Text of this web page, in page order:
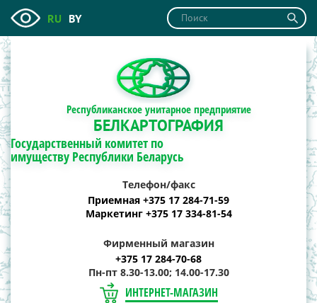
RU BY
Республиканское унитарное предприятие
БЕЛКАРТОГРАФИЯ
Государственный комитет по
имуществу Республики Беларусь
Телефон/факс
Приемная +375 17 284-71-59
Маркетинг +375 17 334-81-54
Фирменный магазин
+375 17 284-70-68
Пн-пт 8.30-13.00; 14.00-17.30
ИНТЕРНЕТ-МАГАЗИН